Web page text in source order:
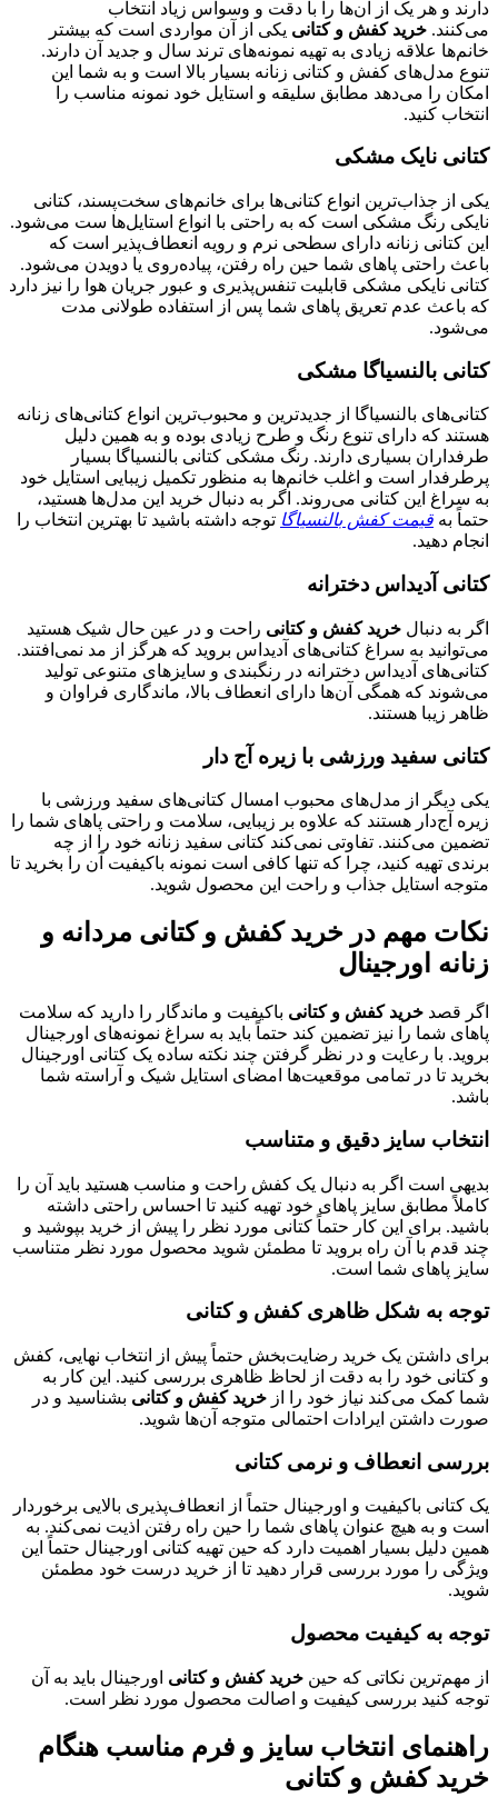
و هر یک از آن‌ها را با دقت و وسواس زیاد انتخاب
خرید کفش و کتانییکی از آن مواردی است که بیشتر
علاقه زیادی به تهیه نمونه‌های ترند سال و جدید آن دارند.
مدل‌های کفش و کتانی زنانه بسیار بالا است و به شما این
را می‌دهد مطابق سلیقه و استایل خود نمونه مناسب را
کنید.
نایک مشکی
از جذاب‌ترین انواع کتانی‌ها برای خانم‌های سخت‌پسند، کتانی
رنگ مشکی است که به راحتی با انواع استایل‌ها ست می‌شود.
کتانی زنانه دارای سطحی نرم و رویه انعطاف‌پذیر است که
راحتی پاهای شما حین راه رفتن، پیاده‌روی یا دویدن می‌شود.
نایکی مشکی قابلیت تنفس‌پذیری و عبور جریان هوا را نیز دارد
باعث عدم تعریق پاهای شما پس از استفاده طولانی مدت
بالنسیاگا مشکی
بالنسیاگا از جدیدترین و محبوب‌ترین انواع کتانی‌های زنانه
که دارای تنوع رنگ و طرح زیادی بوده و به همین دلیل
بسیاری دارند. رنگ مشکی کتانی بالنسیاگا بسیار
است و اغلب خانم‌ها به منظور تکمیل زیبایی استایل خود
سراغ این کتانی می‌روند. اگر به دنبال خرید این مدل‌ها هستید،
به قیمت کفش بالنسیاگاتوجه داشته باشید تا بهترین انتخاب را
دهید.
آدیداس دخترانه
به دنبالخرید کفش و کتانیراحت و در عین حال شیک هستید
به سراغ کتانی‌های آدیداس بروید که هرگز از مد نمی‌افتند.
آدیداس دخترانه در رنگبندی و سایزهای متنوعی تولید
که همگی آن‌ها دارای انعطاف بالا، ماندگاری فراوان و
زیبا هستند.
سفید ورزشی با زیره آج دار
دیگر از مدل‌های محبوب امسال کتانی‌های سفید ورزشی با
آج‌دار هستند که علاوه بر زیبایی، سلامت و راحتی پاهای شما را
می‌کنند. تفاوتی نمی‌کند کتانی سفید زنانه خود را از چه
تهیه کنید، چرا که تنها کافی است نمونه باکیفیت آن را بخرید تا
استایل جذاب و راحت این محصول شوید.
مهم در خرید کفش و کتانی مردانه و
اورجینال
قصدخرید کفش و کتانیباکیفیت و ماندگار را دارید که سلامت
شما را نیز تضمین کند حتماً باید به سراغ نمونه‌های اورجینال
با رعایت و در نظر گرفتن چند نکته ساده یک کتانی اورجینال
تا در تمامی موقعیت‌ها امضای استایل شیک و آراسته شما
سایز دقیق و متناسب
است اگر به دنبال یک کفش راحت و مناسب هستید باید آن را
مطابق سایز پاهای خود تهیه کنید تا احساس راحتی داشته
برای این کار حتماً کتانی مورد نظر را پیش از خرید بپوشید و
قدم با آن راه بروید تا مطمئن شوید محصول مورد نظر متناسب
پاهای شما است.
به شکل ظاهری کفش و کتانی
داشتن یک خرید رضایت‌بخش حتماً پیش از انتخاب نهایی، کفش
خود را به دقت از لحاظ ظاهری بررسی کنید. این کار به
کمک می‌کند نیاز خود را از
خرید کفش و کتانیبشناسید و در
داشتن ایرادات احتمالی متوجه آن‌ها شوید.
انعطاف و نرمی کتانی
کتانی باکیفیت و اورجینال حتماً از انعطاف‌پذیری بالایی برخوردار
و به هیچ عنوان پاهای شما را حین راه رفتن اذیت نمی‌کند. به
دلیل بسیار اهمیت دارد که حین تهیه کتانی اورجینال حتماً این
را مورد بررسی قرار دهید تا از خرید درست خود مطمئن
به کیفیت محصول
مهم‌ترین نکاتی که حینخرید کفش و کتانیاورجینال باید به آن
کنید بررسی کیفیت و اصالت محصول مورد نظر است.
انتخاب سایز و فرم مناسب هنگام
کفش و کتانی